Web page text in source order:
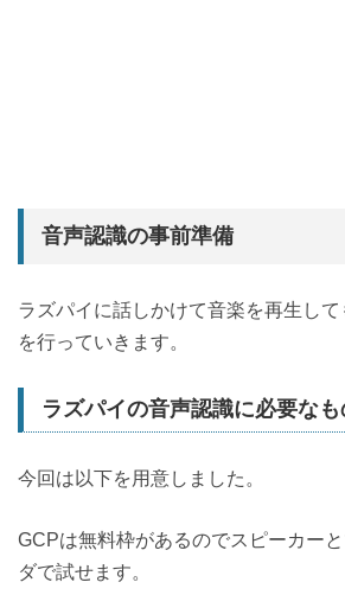
音声認識の事前準備
ラズパイに話しかけて音楽を再生し
を行っていきます。
ラズパイの音声認識に必要なも
今回は以下を用意しました。
GCPは無料枠があるのでスピーカー
ダで試せます。